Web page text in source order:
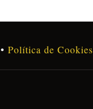
• Política de Cookies